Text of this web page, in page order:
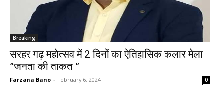
Breaking
सरहर गढ़ महोत्सव में 2 दिनों का ऐतिहासिक कलार मेला
”जनता की ताकत ”
Farzana Bano - February 6, 2024 0